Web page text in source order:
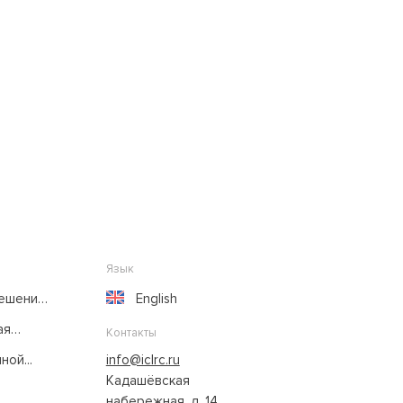
Язык
English
Контакты
info@iclrc.ru
Кадашёвская